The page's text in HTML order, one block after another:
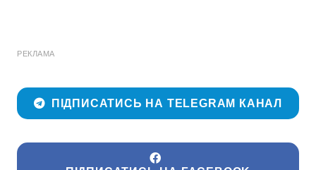
РЕКЛАМА
ПІДПИСАТИСЬ НА TELEGRAM КАНАЛ